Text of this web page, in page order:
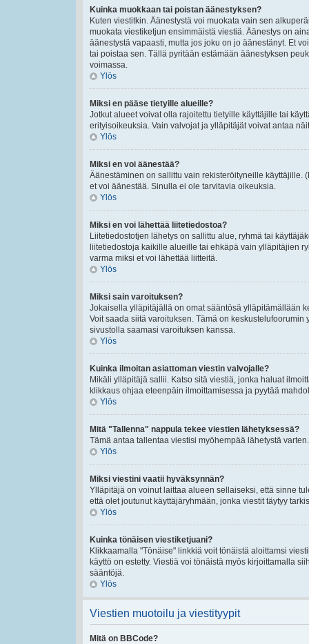
Kuinka muokkaan tai poistan äänestyksen?
Kuten viestitkin. Äänestystä voi muokata vain sen
muokata viestiketjun ensimmäistä viestiä. Äänestys on
äänestystä vapaasti, mutta jos joku on jo äänestänyt. Et
tai poistaa sen. Tällä pyritään estämään äänestyksen
voimassa.
Ylös
Miksi en pääse tietyille alueille?
Jotkut alueet voivat olla rajoitettu tietyille käyttäjille tai
erityisoikeuksia. Vain valvojat ja ylläpitäjät voivat antaa
Ylös
Miksi en voi äänestää?
Äänestäminen on sallittu vain rekisteröityneille käyttäjille.
et voi äänestää. Sinulla ei ole tarvitavia oikeuksia.
Ylös
Miksi en voi lähettää liitetiedostoa?
Liitetiedostotjen lähetys on sallittu alue, ryhmä tai
liitetiedostoja kaikille alueille tai ehkäpä vain ylläpitäjien
varma miksi et voi lähettää liitteitä.
Ylös
Miksi sain varoituksen?
Jokaisella ylläpitäjällä on omat sääntösä ylläpitämällään
Voit saada siitä varoituksen. Tämä on
sivustolla saamasi varoituksen kanssa.
Ylös
Kuinka ilmoitan asiattoman viestin valvojalle?
Mikäli ylläpitäjä sallii. Katso sitä viestiä, jonka haluat
klikkaus ohjaa eteenpäin ilmoittamisessa ja pyytää
Ylös
Mitä "Tallenna" nappula tekee viestien lähetyksessä?
Tämä antaa tallentaa viestisi myöhempää lähetystä
Ylös
Miksi viestini vaatii hyväksynnän?
Ylläpitäjä on voinut laittaa alueen sellaiseksi, että sinne
että olet joutunut käyttäjäryhmään, jonka viestit täytyy
Ylös
Kuinka tönäisen viestiketjuani?
Klikkaamalla "Tönäise" linkkiä voit tönäistä aloittamsi
käyttö on estetty. Viestiä voi tönäistä myös kirjoittamalla
sääntöjä.
Ylös
Viestien muotoilu ja viestityypit
Mitä on BBCode?